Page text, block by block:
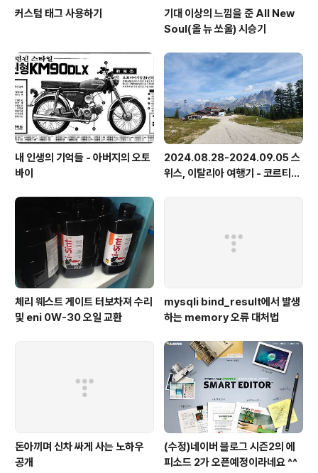
커스텀 태그 사용하기
기대 이상의 느낌을 준 All New
Soul(올 뉴 쏘울) 시승기
내 인생의 기억들 - 아버지의 오토
바이
2024.08.28-2024.09.05 스
위스, 이탈리아 여행기 - 코르티나
체리 웨스트 게이트 터보차져 수리
및 eni 0W-30 오일 교환
mysqli bind_result에서 발생
하는 memory 오류 대처법
돈아끼며 신차 싸게 사는 노하우
공개
(수정)네이버 블로그 시즌2의 에
피소드 2가 오픈예정이라네요 ^^